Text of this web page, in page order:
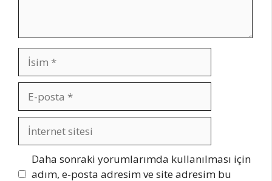
İsim
posta
İnternet
sitesi
Daha sonraki yorumlarımda kullanılması için
adım, e-posta adresim ve site adresim bu